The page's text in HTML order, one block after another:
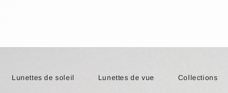
Lunettes de soleil Lunettes de vue Collections